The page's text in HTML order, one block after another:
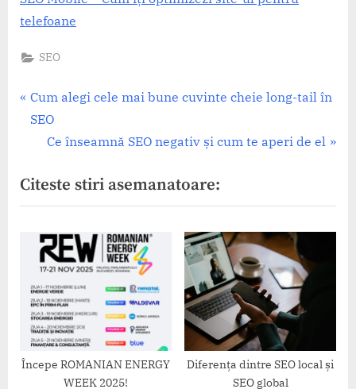
telefoane
SEO
Navigare
P
r
i
o
o
s
t
:
Cum alegi cele mai bune cuvinte cheie long-tail în
SEO
N
x
t
P
o
s
t
:
Ce înseamnă SEO negativ și cum te aperi de el
Citeste stiri asemanatoare:
Începe ROMANIAN ENERGY
WEEK 2025!
Diferența dintre SEO local și
SEO global